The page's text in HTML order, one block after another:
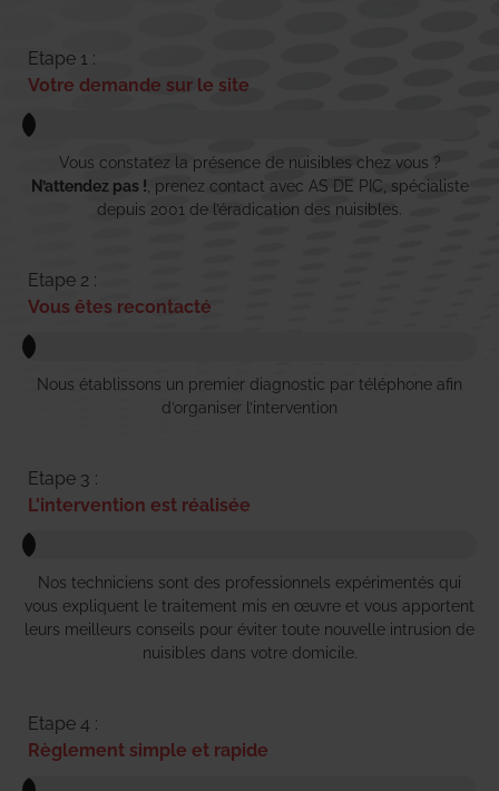
Etape 1 :
Votre demande sur le site
Vous constatez la présence de nuisibles chez vous ?
N’attendez pas ! , prenez contact avec AS DE PIC, spécialiste
depuis 2001 de l’éradication des nuisibles.
Etape 2 :
Vous êtes recontacté
Nous établissons un premier diagnostic par téléphone afin
d’organiser l’intervention
Etape 3 :
L'intervention est réalisée
Nos techniciens sont des professionnels expérimentés qui
vous expliquent le traitement mis en œuvre et vous apportent
leurs meilleurs conseils pour éviter toute nouvelle intrusion de
nuisibles dans votre domicile.
Etape 4 :
Règlement simple et rapide